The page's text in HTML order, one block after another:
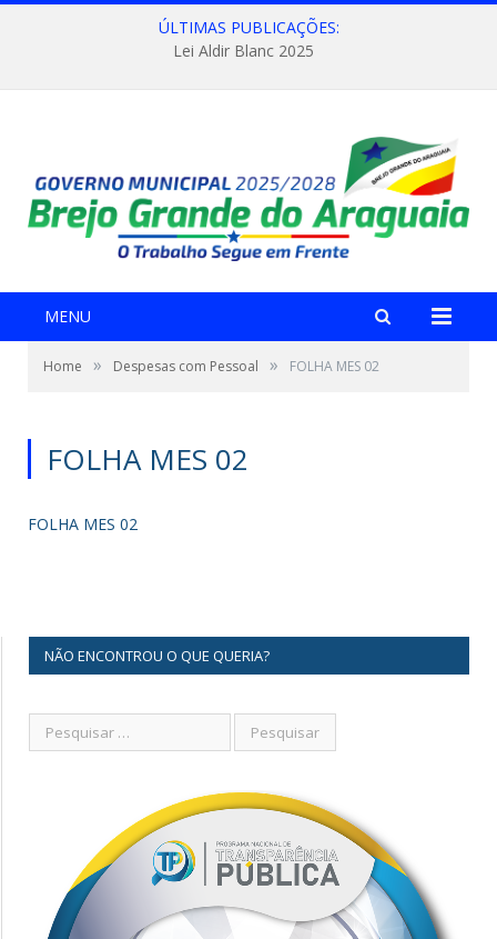
ÚLTIMAS PUBLICAÇÕES:
Lei Aldir Blanc 2025
MENU
Home » Despesas com Pessoal » FOLHA MES 02
FOLHA MES 02
FOLHA MES 02
NÃO ENCONTROU O QUE QUERIA?